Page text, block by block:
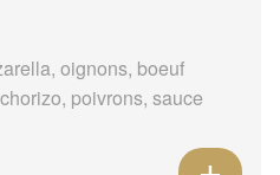
oignons, boeuf
poivrons, sauce